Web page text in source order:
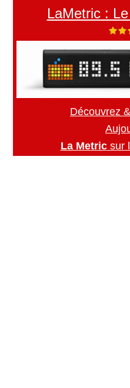
LaMetric :
Découvrez
La Metricsur